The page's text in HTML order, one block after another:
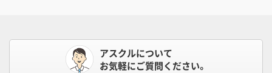
アスクルについて
お気軽にご質問ください。